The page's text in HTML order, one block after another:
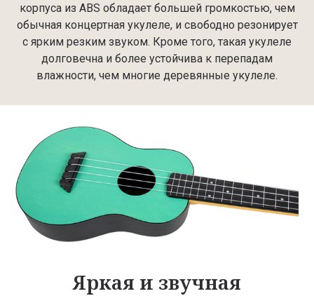
корпуса из АBS обладает большей громкостью, чем
обычная концертная укулеле, и свободно резонирует
с ярким резким звуком. Кроме того, такая укулеле
долговечна и более устойчива к перепадам
влажности, чем многие деревянные укулеле.
Яркая и звучная